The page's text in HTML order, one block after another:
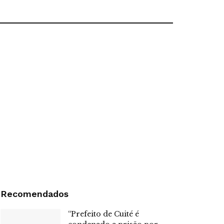
Recomendados
“Prefeito de Cuité é